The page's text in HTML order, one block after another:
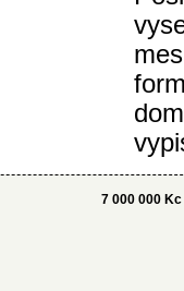
7 000 000 Kc